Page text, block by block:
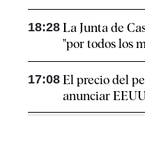
18:28 La Junta de
"por todos los
17:08 El precio del
anunciar